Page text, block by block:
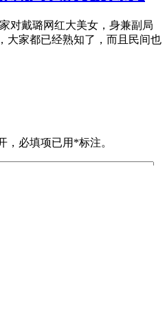
对戴璐网红大美女，身兼副局
大家都已经熟知了，而且民间也
， 必填项已用 *标注。